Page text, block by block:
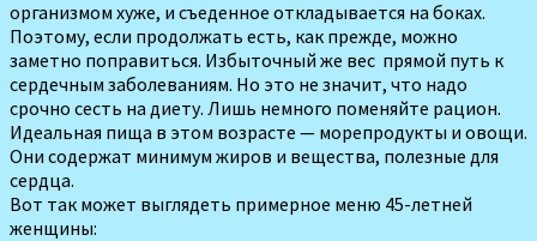
организмом хуже, и съеденное откладывается на боках.
Поэтому, если продолжать есть, как прежде, можно
заметно поправиться. Избыточный же вес прямой путь к
сердечным заболеваниям. Но это не значит, что надо
срочно сесть на диету. Лишь немного поменяйте рацион.
Идеальная пища в этом возрасте — морепродукты и овощи.
Они содержат минимум жиров и вещества, полезные для
сердца.
Вот так может выглядеть примерное меню 45-летней
женщины: